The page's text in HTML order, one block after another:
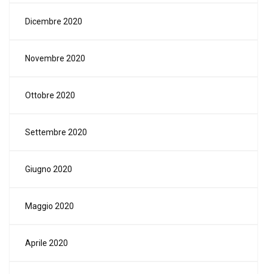
Dicembre 2020
Novembre 2020
Ottobre 2020
Settembre 2020
Giugno 2020
Maggio 2020
Aprile 2020